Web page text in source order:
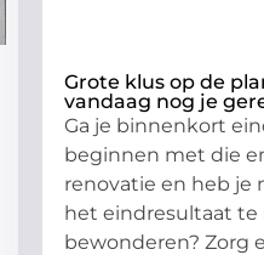
Grote klus op de
vandaag nog je
Ga je binnenkort
beginnen met die
renovatie en heb je
het eindresultaat te
bewonderen? Zorg